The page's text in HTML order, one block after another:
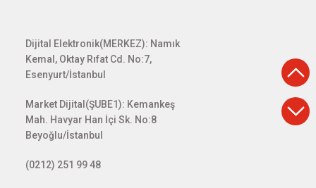
Dijital Elektronik(MERKEZ): Namık
Kemal, Oktay Rıfat Cd. No:7,
Esenyurt/İstanbul
Market Dijital(ŞUBE1): Kemankeş
Mah. Havyar Han İçi Sk. No:8
Beyoğlu/İstanbul
(0212) 251 99 48